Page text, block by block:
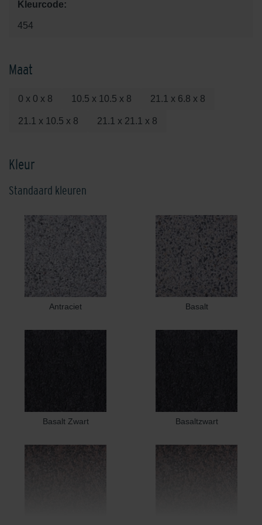
Kleurcode:
454
Maat
0 x 0 x 8 10.5 x 10.5 x 8 21.1 x 6.8 x 8
21.1 x 10.5 x 8 21.1 x 21.1 x 8
Kleur
Standaard kleuren
Antraciet Basalt
Basalt Zwart Basaltzwart